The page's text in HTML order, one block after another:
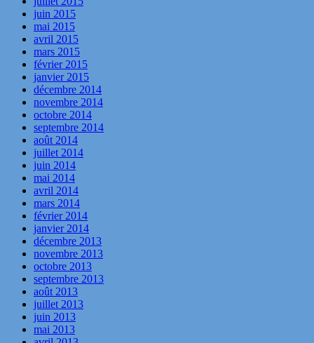
juin 2015
mai 2015
avril 2015
mars 2015
février 2015
janvier 2015
décembre 2014
novembre 2014
octobre 2014
septembre 2014
août 2014
juillet 2014
juin 2014
mai 2014
avril 2014
mars 2014
février 2014
janvier 2014
décembre 2013
novembre 2013
octobre 2013
septembre 2013
août 2013
juillet 2013
juin 2013
mai 2013